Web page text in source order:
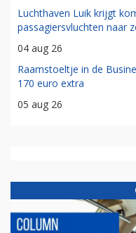
Luchthaven Luik krijgt
passagiersvluchten naar
04 aug 26
Raamstoeltje in de
170 euro extra
05 aug 26